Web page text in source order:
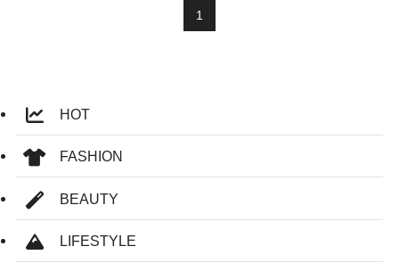
1
HOT
FASHION
BEAUTY
LIFESTYLE